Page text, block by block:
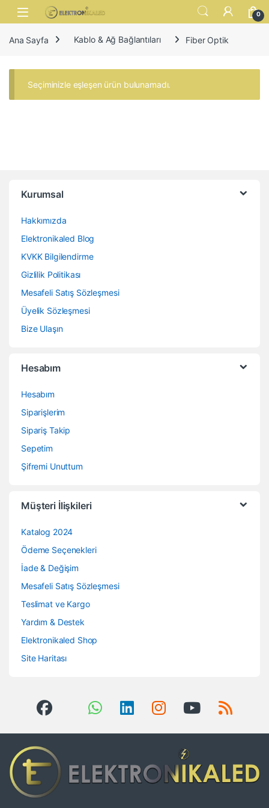
Skip to navigation
Skip to content
Open 0
Ana Sayfa Kablo & Ağ Bağlantıları Fiber Optik
Seçiminizle eşleşen ürün bulunamadı.
Kurumsal
Hakkımızda
Elektronikaled Blog
KVKK Bilgilendirme
Gizlilik Politikası
Mesafeli Satış Sözleşmesi
Üyelik Sözleşmesi
Bize Ulaşın
Hesabım
Hesabım
Siparişlerim
Sipariş Takip
Sepetim
Şifremi Unuttum
Müşteri İlişkileri
Katalog 2024
Ödeme Seçenekleri
İade & Değişim
Mesafeli Satış Sözleşmesi
Teslimat ve Kargo
Yardım & Destek
Elektronikaled Shop
Site Haritası